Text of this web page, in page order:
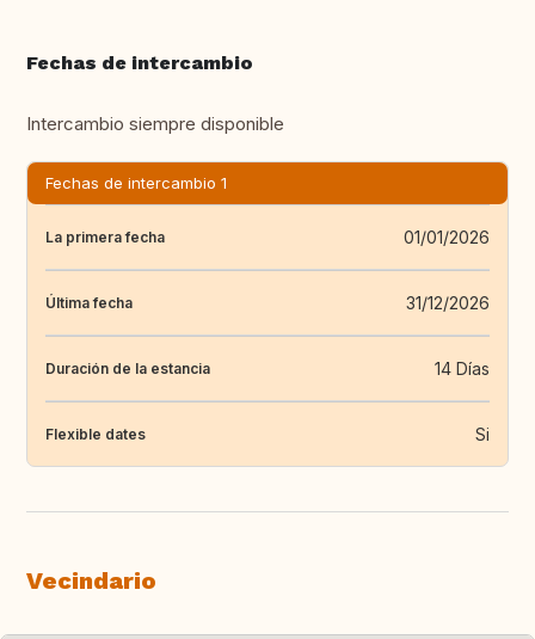
Fechas de intercambio
Intercambio siempre disponible
Fechas de intercambio 1
La primera fecha 01/01/2026
Última fecha 31/12/2026
Duración de la estancia 14 Días
Flexible dates Si
Vecindario